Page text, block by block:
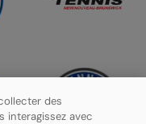
des
interagissez avec